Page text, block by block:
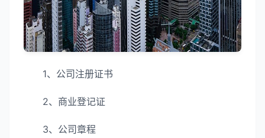
1、公司注册证书
2、商业登记证
3、公司章程